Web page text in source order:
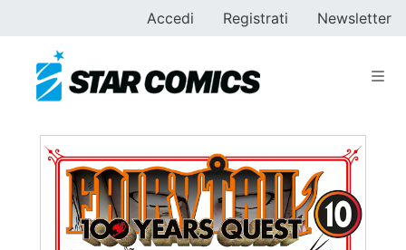
Accedi Registrati Newsletter